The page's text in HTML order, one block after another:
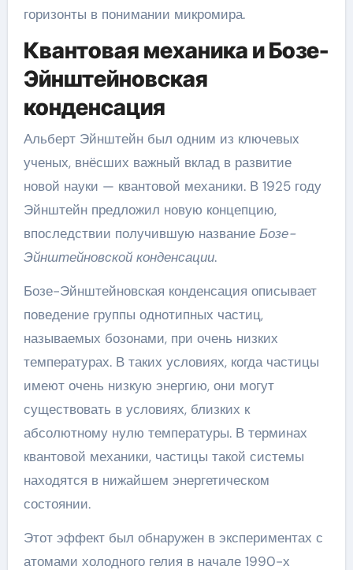
горизонты в понимании микромира.
Квантовая механика и Бозе-
Эйнштейновская
конденсация
Альберт Эйнштейн был одним из ключевых
ученых, внёсших важный вклад в развитие
новой науки — квантовой механики. В 1925 году
Эйнштейн предложил новую концепцию,
впоследствии получившую название Бозе-
Эйнштейновской конденсации.
Бозе-Эйнштейновская конденсация описывает
поведение группы однотипных частиц,
называемых бозонами, при очень низких
температурах. В таких условиях, когда частицы
имеют очень низкую энергию, они могут
существовать в условиях, близких к
абсолютному нулю температуры. В терминах
квантовой механики, частицы такой системы
находятся в нижайшем энергетическом
состоянии.
Этот эффект был обнаружен в экспериментах с
атомами холодного гелия в начале 1990-х